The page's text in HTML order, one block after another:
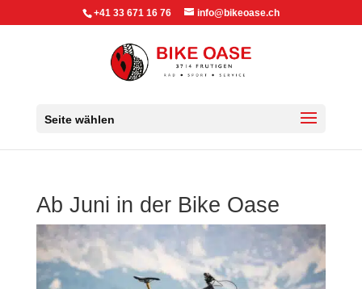
+41 33 671 16 76 info@bikeoase.ch
Seite wählen
Ab Juni in der Bike Oase